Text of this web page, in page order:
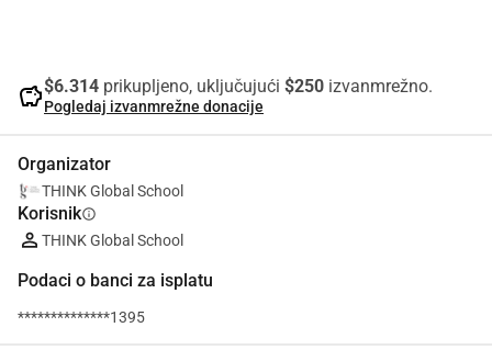
savings$6.314 prikupljeno, uključujući $250 izvanmrežno.
Pogledaj izvanmrežne donacije
Organizator
THINK Global School
Korisnikinfo
THINK Global School
Podaci o banci za isplatu
**************1395